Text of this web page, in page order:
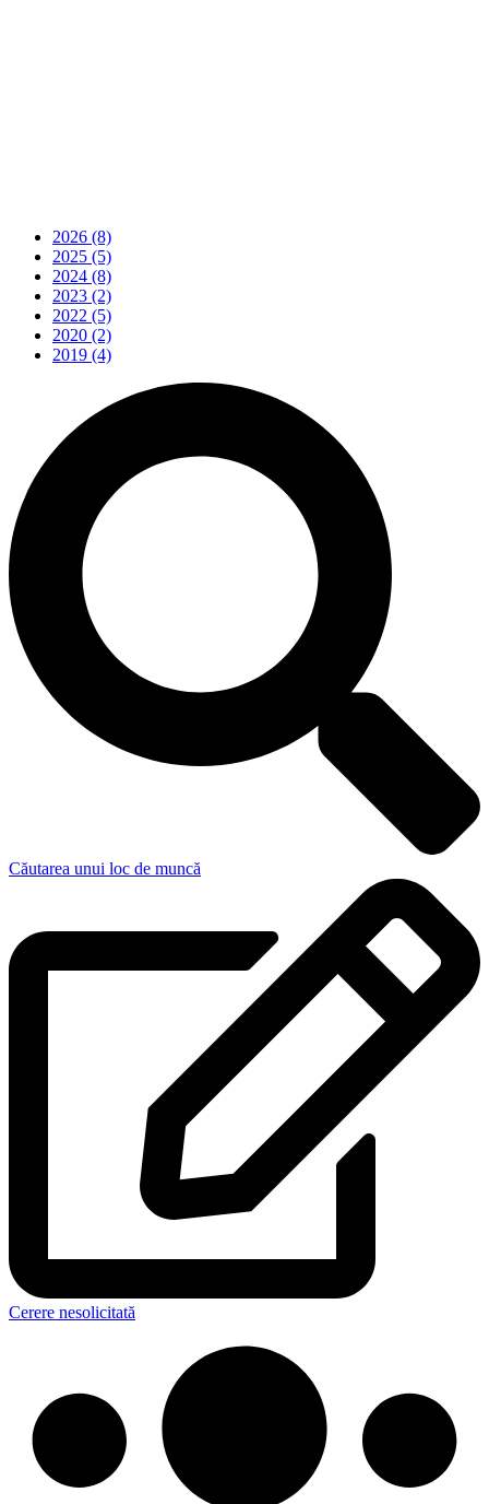
2026 (8)
2025 (5)
2024 (8)
2023 (2)
2022 (5)
2020 (2)
2019 (4)
Căutarea unui loc de muncă
Cerere nesolicitată